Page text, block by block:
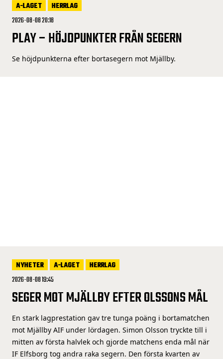
A-LAGET HERRLAG
2026-08-08 20:18
PLAY – HÖJDPUNKTER FRÅN SEGERN
Se höjdpunkterna efter bortasegern mot Mjällby.
NYHETER A-LAGET HERRLAG
2026-08-08 19:45
SEGER MOT MJÄLLBY EFTER OLSSONS MÅL
En stark lagprestation gav tre tunga poäng i bortamatchen
mot Mjällby AIF under lördagen. Simon Olsson tryckte till i
mitten av första halvlek och gjorde matchens enda mål när
IF Elfsborg tog andra raka segern. Den första kvarten av